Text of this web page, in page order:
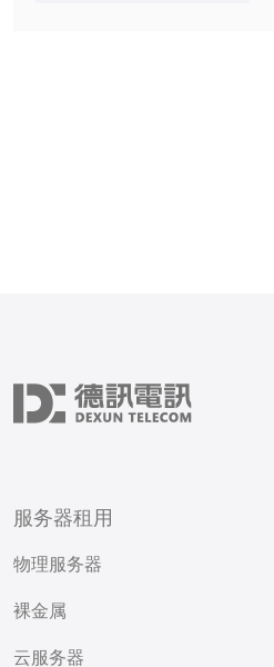
服务器租用
物理服务器
裸金属
云服务器